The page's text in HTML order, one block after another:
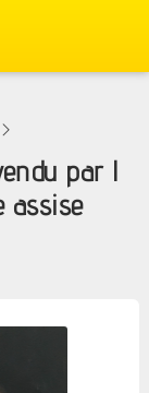
>
par l
assise